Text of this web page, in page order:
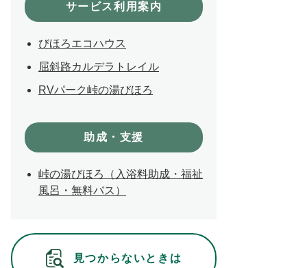
サービス利用案内
びほろエコハウス
屈斜路カルデラトレイル
RVパーク峠の湯びほろ
助成・支援
峠の湯びほろ（入浴料助成・福祉
風呂・無料バス）
見つからないときは